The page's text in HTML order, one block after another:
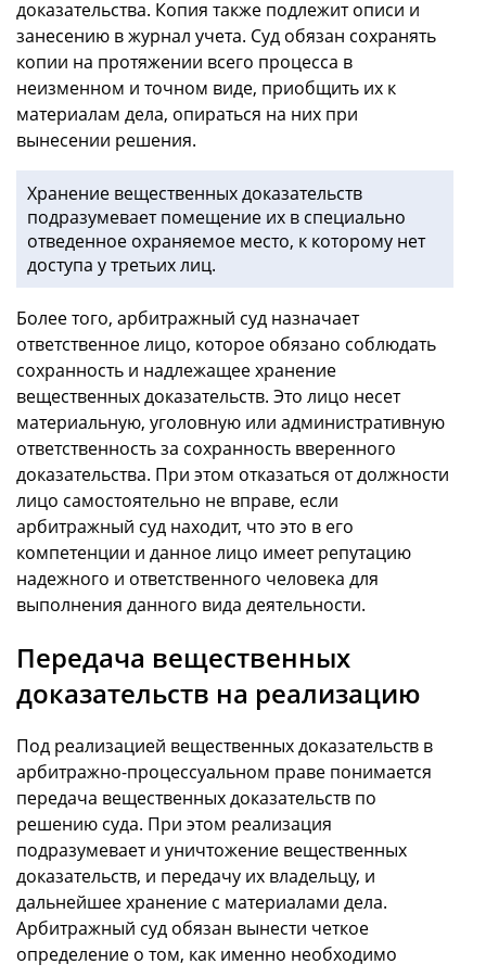
доказательства. Копия также подлежит описи и
занесению в журнал учета. Суд обязан сохранять
копии на протяжении всего процесса в
неизменном и точном виде, приобщить их к
материалам дела, опираться на них при
вынесении решения.
Хранение вещественных доказательств
подразумевает помещение их в специально
отведенное охраняемое место, к которому нет
доступа у третьих лиц.
Более того, арбитражный суд назначает
ответственное лицо, которое обязано соблюдать
сохранность и надлежащее хранение
вещественных доказательств. Это лицо несет
материальную, уголовную или административную
ответственность за сохранность вверенного
доказательства. При этом отказаться от должности
лицо самостоятельно не вправе, если
арбитражный суд находит, что это в его
компетенции и данное лицо имеет репутацию
надежного и ответственного человека для
выполнения данного вида деятельности.
Передача вещественных
доказательств на реализацию
Под реализацией вещественных доказательств в
арбитражно-процессуальном праве понимается
передача вещественных доказательств по
решению суда. При этом реализация
подразумевает и уничтожение вещественных
доказательств, и передачу их владельцу, и
дальнейшее хранение с материалами дела.
Арбитражный суд обязан вынести четкое
определение о том, как именно необходимо